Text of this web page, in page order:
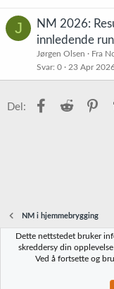
J
NM 2026:
innledende
Jørgen Olsen
Fra
Svar 0 23 Apr
Del: Facebook
Reddit
NM i hjemmebrygging
Norbrygg-default
Vilkår og
Dette nettstedet bruker
skreddersy din
Ved å fortsette og